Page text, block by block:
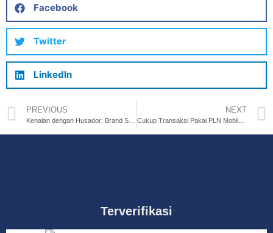
Facebook
Twitter
LinkedIn
PREVIOUS NEXT
Cukup Transaksi Pakai PLN Mobile, Ribuan Pelanggan Dapat Sembako Murah
Terverifikasi